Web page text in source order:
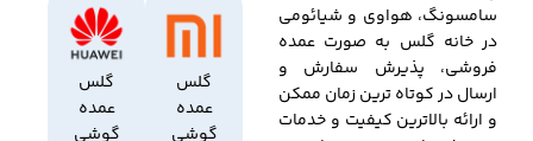
سامسونگ، هواوی و شیائومی
در خانه گلس به صورت عمده
فروشی، پذیرش سفارش و
ارسال در کوتاه ترین زمان ممکن
و ارائه بالاترین کیفیت و خدمات
گلس
عمده
گوشی
گلس
عمده
گوشی